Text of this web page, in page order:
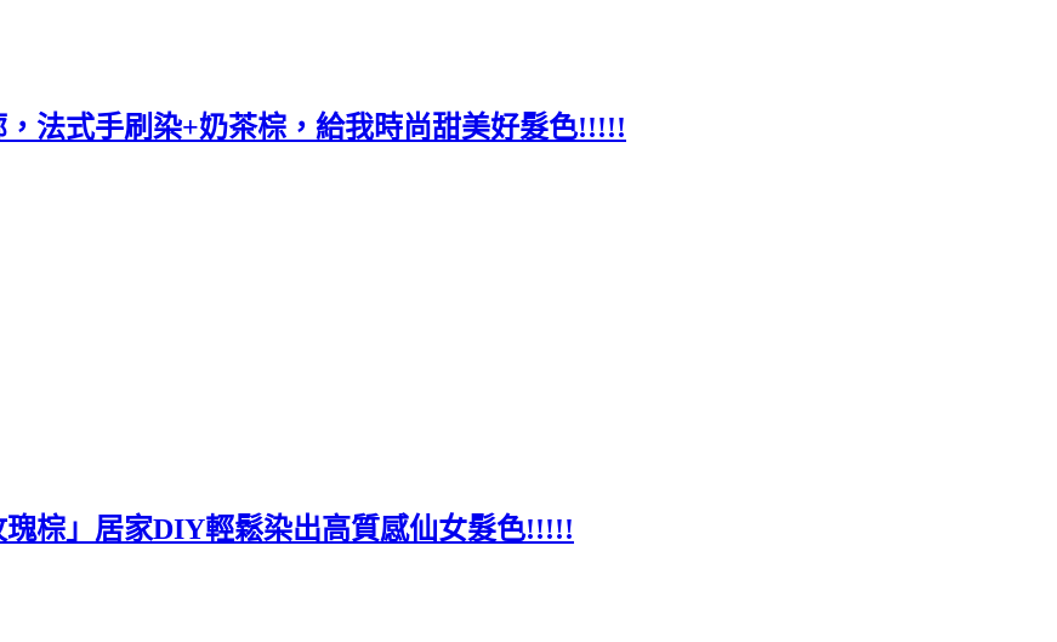
法式手刷染+奶茶棕，給我時尚甜美好髮色!!!!!
瑰棕」居家DIY輕鬆染出高質感仙女髮色!!!!!